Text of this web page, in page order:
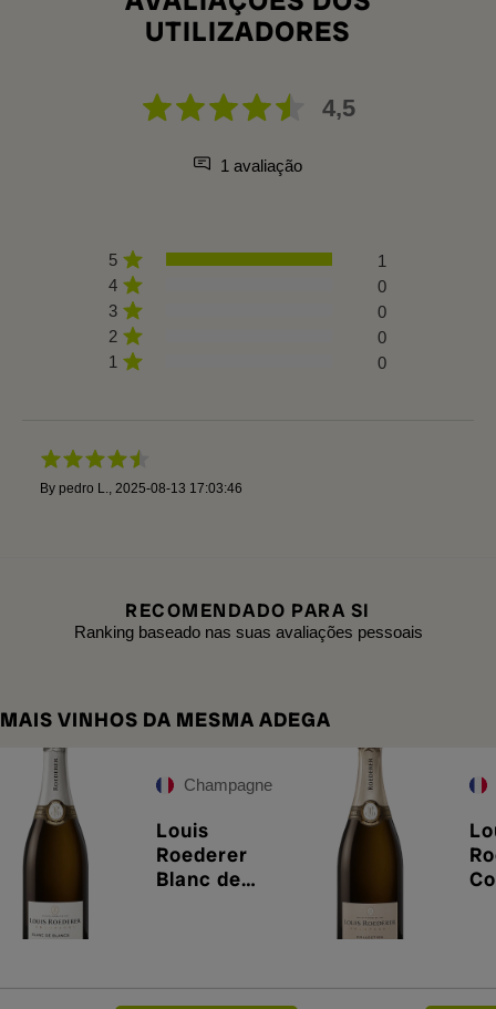
UTILIZADORES
4,5
1 avaliação
5
1
4
0
3
0
2
0
1
0
By pedro L. 2025-08-13 17:03:46
RECOMENDADO PARA SI
Ranking baseado nas suas avaliações pessoais
MAIS VINHOS DA MESMA ADEGA
Champagne
Louis
Roederer
Blanc de